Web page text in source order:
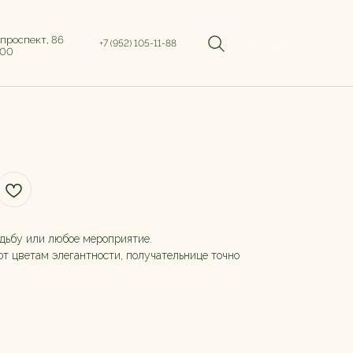
86
+7 (952) 105-11-88
или любое мероприятие.
цветам элегантности, получательнице точно